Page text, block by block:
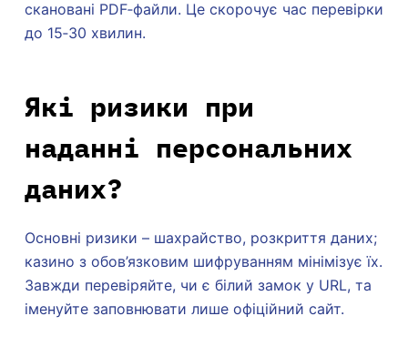
скановані PDF‑файли. Це скорочує час перевірки
до 15‑30 хвилин.
Які ризики при
наданні персональних
даних?
Основні ризики – шахрайство, розкриття даних;
казино з обов’язковим шифруванням мінімізує їх.
Завжди перевіряйте, чи є білий замок у URL, та
іменуйте заповнювати лише офіційний сайт.